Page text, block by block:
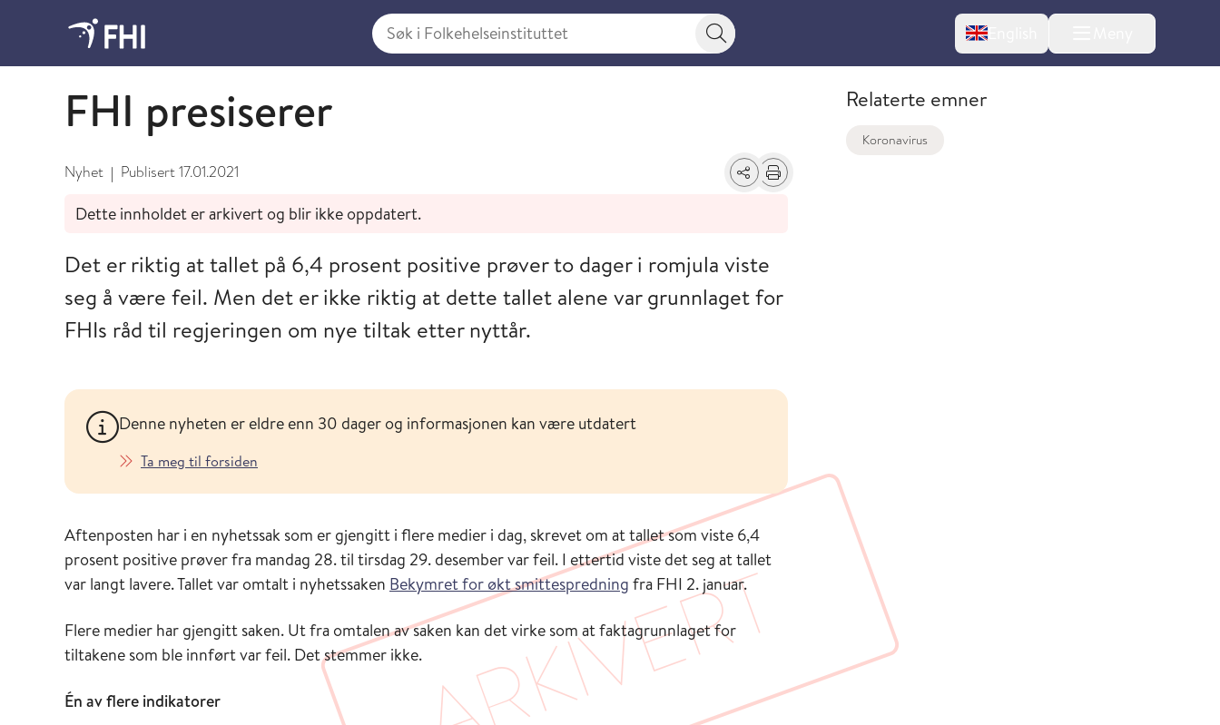
Søk i Folkehelseinstituttet
Søkeknapp English
Januar
FHI presiserer
Nyhet | Publisert17.01.2021 Del Skriv ut
Dette innholdet er arkivert og blir ikke oppdatert.
Det er riktig at tallet på 6,4 prosent positive prøver to dager i romjula viste
seg å være feil. Men det er ikke riktig at dette tallet alene var grunnlaget for
FHIs råd til regjeringen om nye tiltak etter nyttår.
Denne nyheten er eldre enn 30 dager og informasjonen kan være utdatert
Ta meg til forsiden
Aftenposten har i en nyhetssak som er gjengitt i flere medier i dag, skrevet om at tallet som viste 6,4
prosent positive prøver fra mandag 28. til tirsdag 29. desember var feil. I ettertid viste det seg at tallet
var langt lavere. Tallet var omtalt i nyhetssaken Bekymret for økt smittespredning fra FHI 2. januar.
Flere medier har gjengitt saken. Ut fra omtalen av saken kan det virke som at faktagrunnlaget for
tiltakene som ble innført var feil. Det stemmer ikke.
Én av flere indikatorer
Relaterte emner
Koronavirus